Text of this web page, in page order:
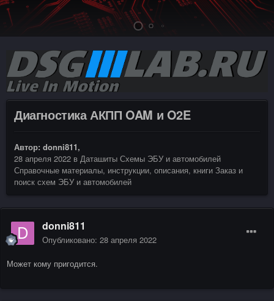
Диагностика АКПП OAM и O2E
Автор: donni811,
28 апреля 2022 в Даташиты Схемы ЭБУ и автомобилей
Справочные материалы, инструкции, описания, книги Заказ и
поиск схем ЭБУ и автомобилей
donni811
Опубликовано: 28 апреля 2022
Может кому пригодится.